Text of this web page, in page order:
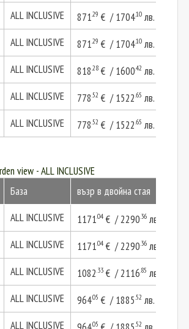
ALL INCLUSIVE 871.29 € / 1704.10лв.
ALL INCLUSIVE 871.29 € / 1704.10лв.
ALL INCLUSIVE 818.28€ / 1600.42 лв.
ALL INCLUSIVE 778.52 € / 1522.65 лв.
ALL INCLUSIVE 778.52 € / 1522.65 лв.
view - ALL INCLUSIVE
База възр в двойна стая
ALL INCLUSIVE 1171.04€ / 2290.36лв.
ALL INCLUSIVE 1171.04€ / 2290.36лв.
ALL INCLUSIVE 1082.33€ / 2116.85 лв.
ALL INCLUSIVE 964.05 € / 1885.52 лв.
ALL INCLUSIVE .05 .52